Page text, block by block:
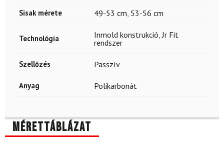
Sisak mérete 49-53 cm, 53-56 cm
Technológia Inmold konstrukció,Jr Fit
rendszer
Szellőzés Passzív
Anyag Polikarbonát
Mérettáblázat